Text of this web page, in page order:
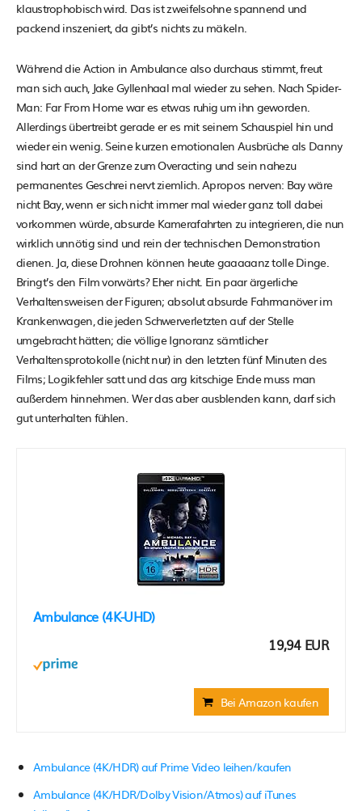
klaustrophobisch wird. Das ist zweifelsohne spannend und
packend inszeniert, da gibt’s nichts zu mäkeln.
Während die Action in Ambulance also durchaus stimmt, freut
man sich auch, Jake Gyllenhaal mal wieder zu sehen. Nach Spider-
Man: Far From Home war es etwas ruhig um ihn geworden.
Allerdings übertreibt gerade er es mit seinem Schauspiel hin und
wieder ein wenig. Seine kurzen emotionalen Ausbrüche als Danny
sind hart an der Grenze zum Overacting und sein nahezu
permanentes Geschrei nervt ziemlich. Apropos nerven: Bay wäre
nicht Bay, wenn er sich nicht immer mal wieder ganz toll dabei
vorkommen würde, absurde Kamerafahrten zu integrieren, die nun
wirklich unnötig sind und rein der technischen Demonstration
dienen. Ja, diese Drohnen können heute gaaaaanz tolle Dinge.
Bringt’s den Film vorwärts? Eher nicht. Ein paar ärgerliche
Verhaltensweisen der Figuren; absolut absurde Fahrmanöver im
Krankenwagen, die jeden Schwerverletzten auf der Stelle
umgebracht hätten; die völlige Ignoranz sämtlicher
Verhaltensprotokolle (nicht nur) in den letzten fünf Minuten des
Films; Logikfehler satt und das arg kitschige Ende muss man
außerdem hinnehmen. Wer das aber ausblenden kann, darf sich
gut unterhalten fühlen.
Ambulance (4K-UHD)
19,94 EUR
Bei Amazon kaufen
Ambulance (4K/HDR) auf Prime Video leihen/kaufen
Ambulance (4K/HDR/Dolby Vision/Atmos) auf iTunes